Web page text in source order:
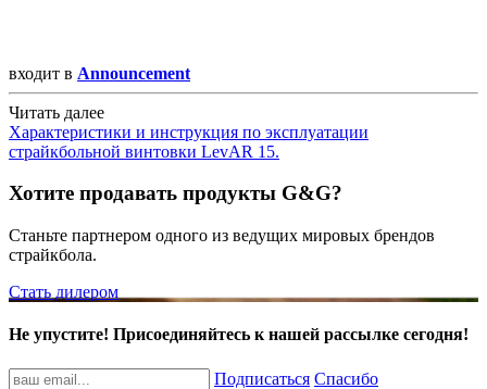
входит в Announcement
Читать далее
Характеристики и инструкция по эксплуатации
страйкбольной винтовки LevAR 15.
Хотите продавать продукты G&G?
Станьте партнером одного из ведущих мировых брендов
страйкбола.
Стать дилером
Не упустите! Присоединяйтесь к нашей рассылке сегодня!
Подписаться Спасибо